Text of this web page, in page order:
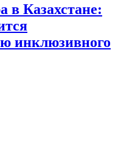
в Казахстане:
инклюзивного